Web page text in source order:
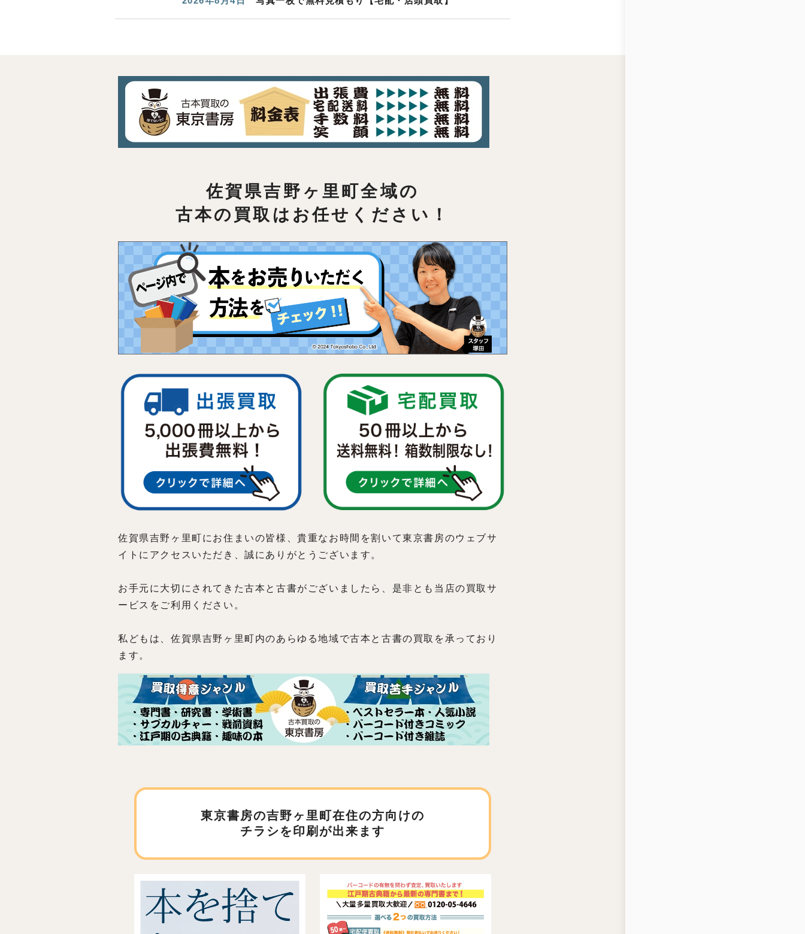
佐賀県吉野ヶ里町全域の
古本の買取はお任せください！
佐賀県吉野ヶ里町にお住まいの皆様、貴重なお時間を割いて東京書房のウェブサ
イトにアクセスいただき、誠にありがとうございます。
お手元に大切にされてきた古本と古書がございましたら、是非とも当店の買取サ
ービスをご利用ください。
私どもは、佐賀県吉野ヶ里町内のあらゆる地域で古本と古書の買取を承っており
ます。
東京書房の吉野ヶ里町在住の方向けの
チラシを印刷が出来ます